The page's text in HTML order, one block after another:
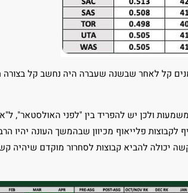
קל לאחר שבשנה שעברה היה נחשב קל בצורה
ולכן יש להפריד בין "לפני האולסטאר",
פלייאוף מכיוון שבהמשך העונה יהיו
יכולה להביא קבוצות לסחרור מוקדם שיהיה